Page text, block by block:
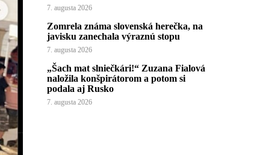
7. augusta 2026
Zomrela známa slovenská herečka, na
javisku zanechala výraznú stopu
7. augusta 2026
„Šach mat slniečkári!“ Zuzana Fialová
naložila konšpirátorom a potom si
podala aj Rusko
7. augusta 2026